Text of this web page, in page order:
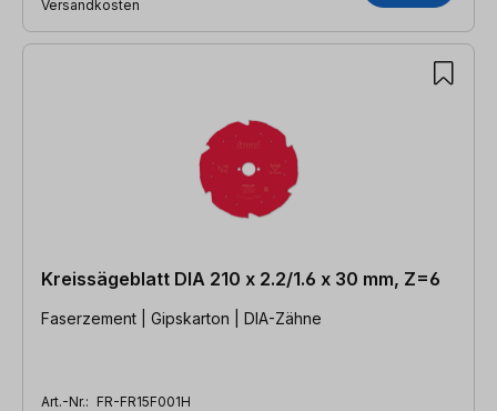
Versandkosten
Kreissägeblatt DIA 210 x 2.2/1.6 x 30 mm, Z=6
Faserzement | Gipskarton | DIA-Zähne
Art.-Nr.: FR-FR15F001H